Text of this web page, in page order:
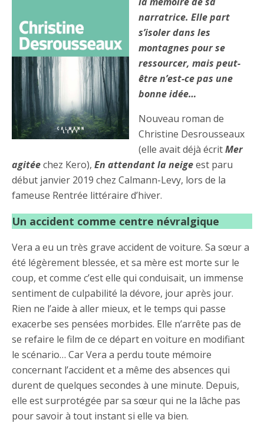
narratrice. Elle part
s’isoler dans les
montagnes pour se
ressourcer, mais peut-
être n’est-ce pas une
bonne idée…
Nouveau roman de
Christine Desrousseaux
(elle avait déjà écritMer
agitéechez Kero), En attendant la neigeest paru
début janvier 2019 chez Calmann-Levy, lors de la
fameuse Rentrée littéraire d’hiver.
Un accident comme centre névralgique
Vera a eu un très grave accident de voiture. Sa sœur a
été légèrement blessée, et sa mère est morte sur le
coup, et comme c’est elle qui conduisait, un immense
sentiment de culpabilité la dévore, jour après jour.
Rien ne l’aide à aller mieux, et le temps qui passe
exacerbe ses pensées morbides. Elle n’arrête pas de
se refaire le film de ce départ en voiture en modifiant
le scénario… Car Vera a perdu toute mémoire
concernant l’accident et a même des absences qui
durent de quelques secondes à une minute. Depuis,
elle est surprotégée par sa sœur qui ne la lâche pas
pour savoir à tout instant si elle va bien.